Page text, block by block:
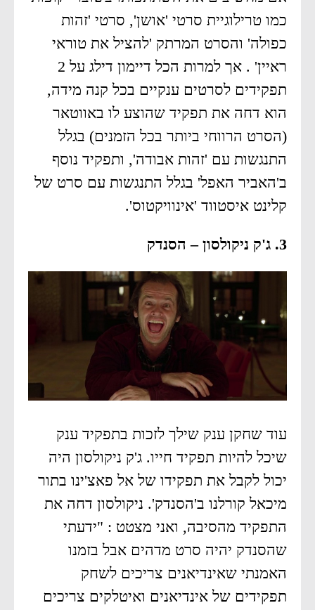
כמו טרילוגיית סרטי 'אושן', סרטי 'זהות
כפולה' והסרט המרתק 'להציל את טוראי
ראיין' . אך למרות הכל דיימון דילג על 2
תפקידים לסרטים ענקיים בכל קנה מידה,
הוא דחה את תפקיד שהוצע לו באווטאר
(הסרט הרווחי ביותר בכל הזמנים) בגלל
התנגשות עם 'זהות אבודה', ותפקיד נוסף
ב'האביר האפל' בגלל התנגשות עם סרט של
קלינט איסטווד 'אינוויקטוס'.
3. ג'ק ניקולסון – הסנדק
עוד שחקן ענק שילך לזכות בתפקיד ענק
שיכל להיות תפקיד חייו. ג'ק ניקולסון היה
יכול לקבל את תפקידו של אל פאצ'ינו בתור
מיכאל קורלנו ב'הסנדק'. ניקולסון דחה את
התפקיד מהסיבה, ואני מצטט : "ידעתי
שהסנדק יהיה סרט מדהים אבל בזמנו
האמנתי שאינדיאנים צריכים לשחק
תפקידים של אינדיאנים ואיטלקים צריכים